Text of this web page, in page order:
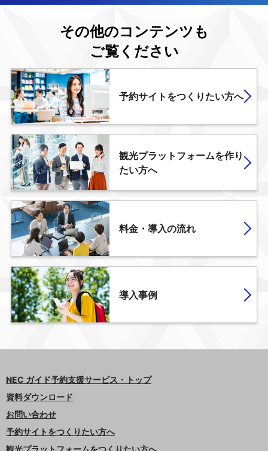
その他のコンテンツも
ご覧ください
予約サイトをつくりたい方へ
観光プラットフォームを作り
たい方へ
料金・導入の流れ
導入事例
NEC ガイド予約支援サービス・トップ
資料ダウンロード
お問い合わせ
予約サイトをつくりたい方へ
観光プラットフォームをつくりたい方へ